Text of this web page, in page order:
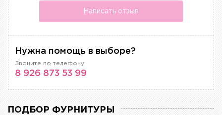
Написать отзыв
Нужна помощь в выборе?
Звоните по телефону:
8 926 873 53 99
ПОДБОР ФУРНИТУРЫ